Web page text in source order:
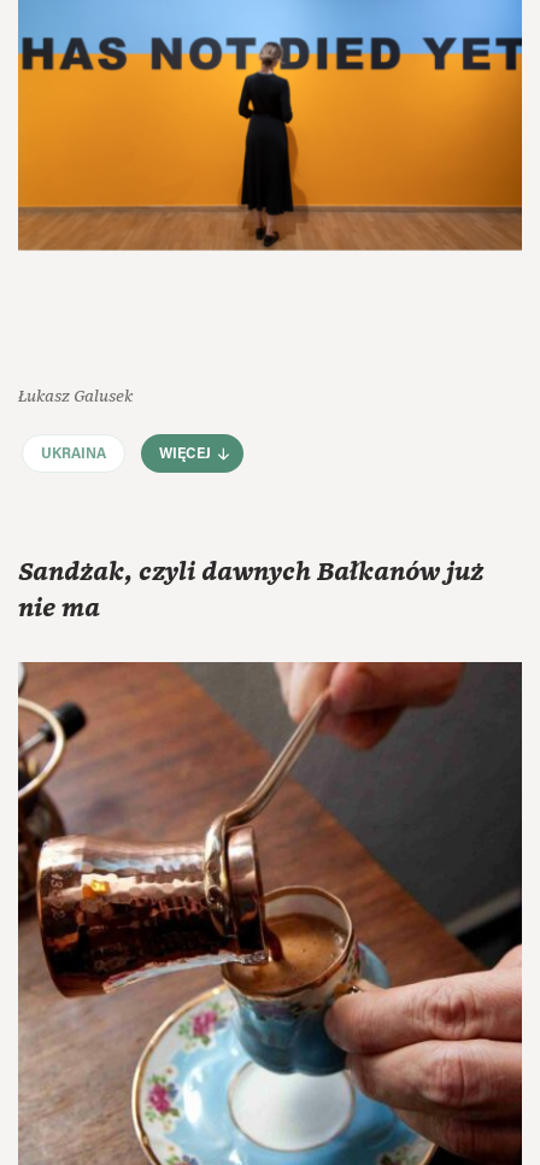
Łukasz Galusek
UKRAINA WIĘCEJ
Sandżak, czyli dawnych Bałkanów już
nie ma